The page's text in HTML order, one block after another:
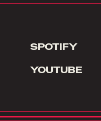
SPOTIFY
YOUTUBE